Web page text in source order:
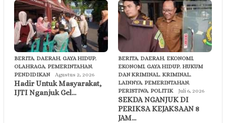
BERITA, DAERAH, GAYA HIDUP,
OLAHRAGA, PEMERINTAHAN,
PENDIDIKAN
Agustus 2, 2026
Hadir Untuk Masyarakat,
IJTI Nganjuk Gel…
BERITA, DAERAH, EKONOMI,
EKONOMI, GAYA HIDUP, HUKUM
DAN KRIMINAL, KRIMINAL,
LAINNYA, PEMERINTAHAN,
PERISTIWA, POLITIK Juli 6, 2026
SEKDA NGANJUK DI
PERIKSA KEJAKSAAN 8
JAM…